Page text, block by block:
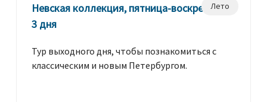
Лето
Невская коллекция, пятница-воскресенье,
3 дня
Тур выходного дня, чтобы познакомиться с
классическим и новым Петербургом.